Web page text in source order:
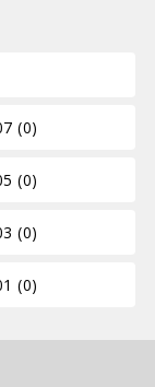
(0)
(0)
(0)
(0)